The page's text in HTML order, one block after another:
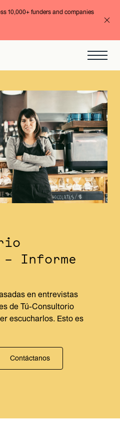
10,000+ funders and companies
Informe
en entrevistas
de Tú-Consultorio
escucharlos. Esto es
Contáctanos